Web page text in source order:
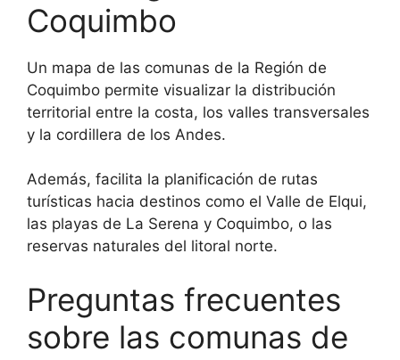
Coquimbo
Un mapa de las comunas de la Región de
Coquimbo permite visualizar la distribución
territorial entre la costa, los valles transversales
y la cordillera de los Andes.
Además, facilita la planificación de rutas
turísticas hacia destinos como el Valle de Elqui,
las playas de La Serena y Coquimbo, o las
reservas naturales del litoral norte.
Preguntas frecuentes
sobre las comunas de